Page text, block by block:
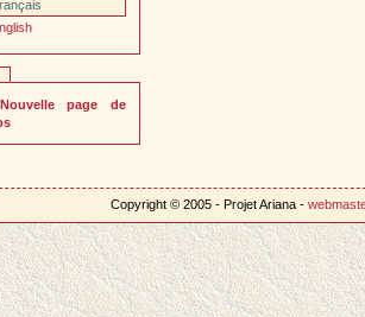
page de
Copyright © 2005 - Projet Ariana -